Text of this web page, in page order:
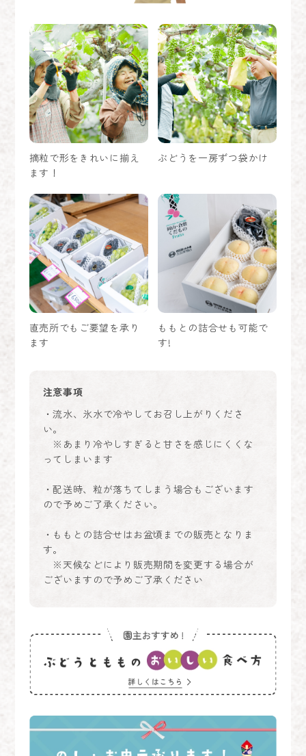
摘粒で形をきれいに揃え
ます！
ぶどうを一房ずつ袋かけ
直売所でもご要望を承り
ます
ももとの詰合せも可能で
す!
注意事項
・流水、氷水で冷やしてお召し上がりくださ
い。
※あまり冷やしすぎると甘さを感じにくくな
ってしまいます
・配送時、粒が落ちてしまう場合もございます
ので予めご了承ください。
・ももとの詰合せはお盆頃までの販売となりま
す。
※天候などにより販売期間を変更する場合が
ございますので予めご了承ください